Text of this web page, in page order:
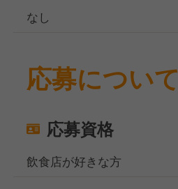
なし
応募について
応募資格
飲食店が好きな方